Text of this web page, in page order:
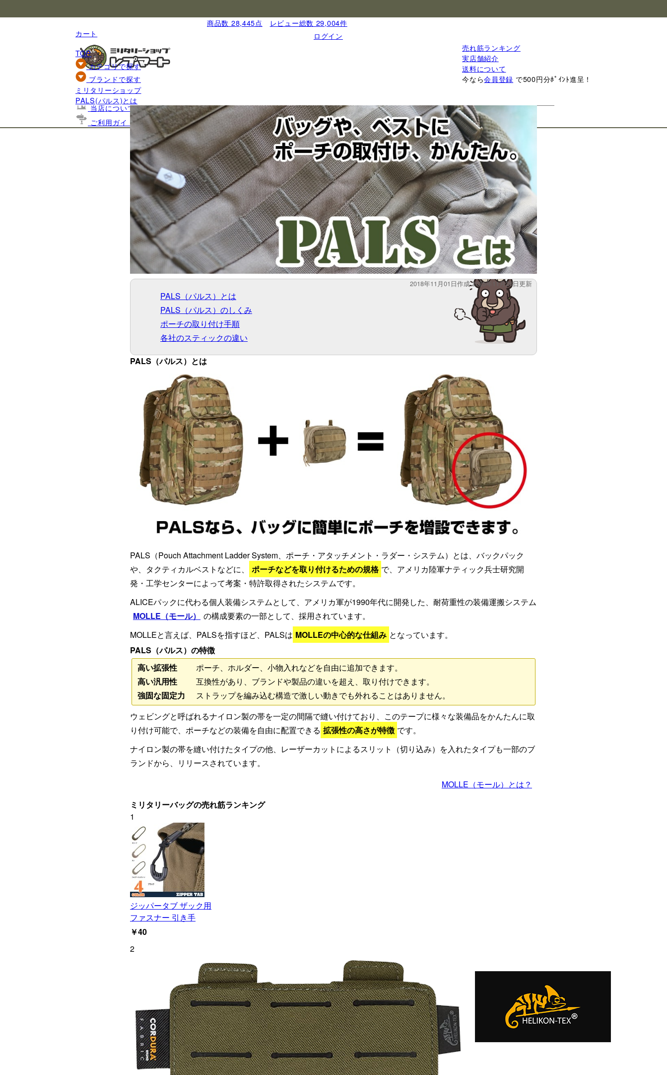
商品数 28,445点
レビュー総数 29,004件
ログイン
カート
売れ筋ランキング
実店舗紹介
送料について
今なら会員登録 で500円分ﾎﾟｲﾝﾄ進呈！
検索
TOP
カテゴリで探す
ブランドで探す
基礎知識
当店について
ご利用ガイド
ミリタリーショップ
PALS(パルス)とは
2018年11月01日作成 2025年11月26日更新
PALS（パルス）とは
PALS（パルス）のしくみ
ポーチの取り付け手順
各社のスティックの違い
PALS（パルス）とは
PALS（Pouch Attachment Ladder System、ポーチ・アタッチメント・ラダー・システム）とは、バックパック
や、タクティカルベストなどに、
ポーチなどを取り付けるための規格 で、アメリカ陸軍ナティック兵士研究開
発・工学センターによって考案・特許取得されたシステムです。
ALICEパックに代わる個人装備システムとして、アメリカ軍が1990年代に開発した、耐荷重性の装備運搬システム
MOLLE（モール）
の構成要素の一部として、採用されています。
MOLLEと言えば、PALSを指すほど、PALSは MOLLEの中心的な仕組み となっています。
PALS（パルス）の特徴
高い拡張性
ポーチ、ホルダー、小物入れなどを自由に追加できます。
高い汎用性
互換性があり、ブランドや製品の違いを超え、取り付けできます。
強固な固定力
ストラップを編み込む構造で激しい動きでも外れることはありません。
ウェビングと呼ばれるナイロン製の帯を一定の間隔で縫い付けており、このテープに様々な装備品をかんたんに取
り付け可能で、ポーチなどの装備を自由に配置できる 拡張性の高さが特徴 です。
ナイロン製の帯を縫い付けたタイプの他、レーザーカットによるスリット（切り込み）を入れたタイプも一部のブ
ランドから、リリースされています。
MOLLE（モール）とは？
ミリタリーバッグの売れ筋ランキング
1
ジッパータブ ザック用
ファスナー 引き手
￥40
2